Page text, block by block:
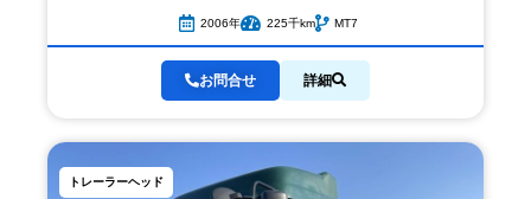
2006年 225千km MT7
お問合せ 詳細
トレーラーヘッド